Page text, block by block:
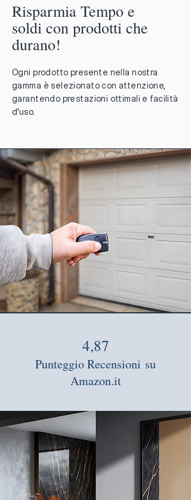
Risparmia Tempo e
soldi con prodotti che
durano!
Ogni prodotto presente nella nostra
gamma è selezionato con attenzione,
garantendo prestazioni ottimali e facilità
d'uso.
4,87
Punteggio Recensioni su
Amazon.it